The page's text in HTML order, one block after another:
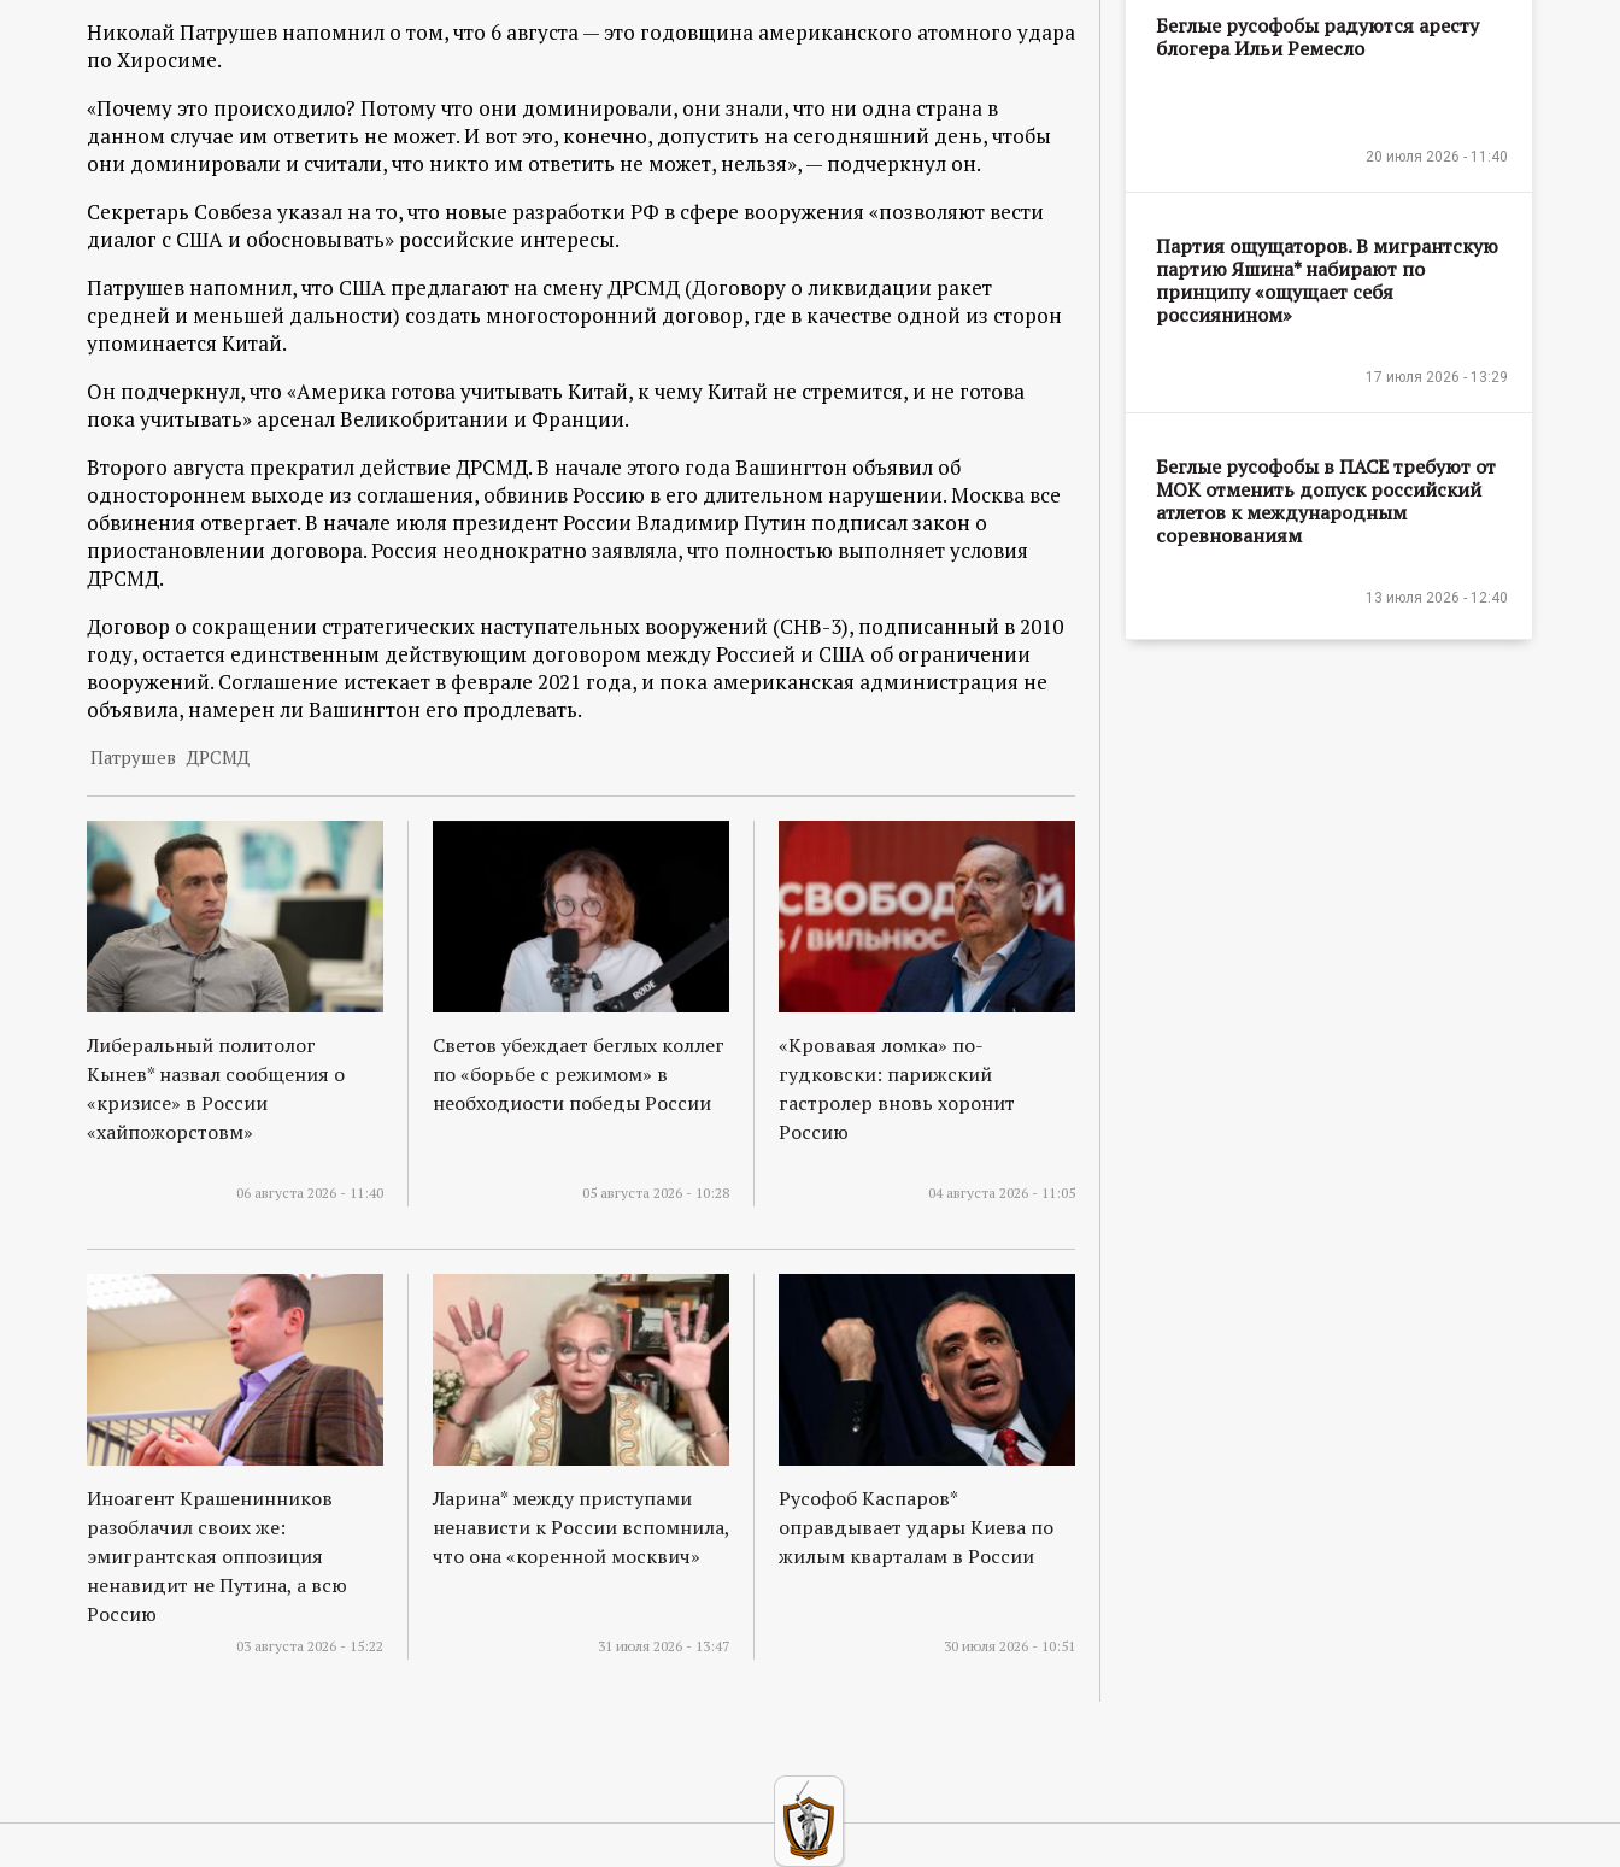
Николай Патрушев напомнил о том, что 6 августа — это годовщина американского атомного удара
по Хиросиме.
«Почему это происходило? Потому что они доминировали, они знали, что ни одна страна в
данном случае им ответить не может. И вот это, конечно, допустить на сегодняшний день, чтобы
они доминировали и считали, что никто им ответить не может, нельзя», — подчеркнул он.
Секретарь Совбеза указал на то, что новые разработки РФ в сфере вооружения «позволяют вести
диалог с США и обосновывать» российские интересы.
Патрушев напомнил, что США предлагают на смену ДРСМД (Договору о ликвидации ракет
средней и меньшей дальности) создать многосторонний договор, где в качестве одной из сторон
упоминается Китай.
Он подчеркнул, что «Америка готова учитывать Китай, к чему Китай не стремится, и не готова
пока учитывать» арсенал Великобритании и Франции.
Второго августа прекратил действие ДРСМД. В начале этого года Вашингтон объявил об
одностороннем выходе из соглашения, обвинив Россию в его длительном нарушении. Москва все
обвинения отвергает. В начале июля президент России Владимир Путин подписал закон о
приостановлении договора. Россия неоднократно заявляла, что полностью выполняет условия
ДРСМД.
Договор о сокращении стратегических наступательных вооружений (СНВ-3), подписанный в 2010
году, остается единственным действующим договором между Россией и США об ограничении
вооружений. Соглашение истекает в феврале 2021 года, и пока американская администрация не
объявила, намерен ли Вашингтон его продлевать.
Патрушев ДРСМД
Либеральный политолог
Кынев* назвал сообщения о
«кризисе» в России
«хайпожорстовм»
06 августа 2026 - 11:40
Светов убеждает беглых коллег
по «борьбе с режимом» в
необходиости победы России
05 августа 2026 - 10:28
«Кровавая ломка» по-
гудковски: парижский
гастролер вновь хоронит
Россию
04 августа 2026 - 11:05
Иноагент Крашенинников
разоблачил своих же:
эмигрантская оппозиция
ненавидит не Путина, а всю
Россию
03 августа 2026 - 15:22
Ларина* между приступами
ненависти к России вспомнила,
что она «коренной москвич»
31 июля 2026 - 13:47
Русофоб Каспаров*
оправдывает удары Киева по
жилым кварталам в России
30 июля 2026 - 10:51
Беглые русофобы радуются аресту
блогера Ильи Ремесло
20 июля 2026 - 11:40
Партия ощущаторов. В мигрантскую
партию Яшина* набирают по
принципу «ощущает себя
россиянином»
17 июля 2026 - 13:29
Беглые русофобы в ПАСЕ требуют от
МОК отменить допуск российский
атлетов к международным
соревнованиям
13 июля 2026 - 12:40